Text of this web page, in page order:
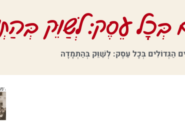
בְּכָל עֵסֶק: לְשַׁוֵּק
הַגְּדוֹלִים בְּכָל עֵסֶק: לְשַׁוֵּק בְּהַתְמָדָה